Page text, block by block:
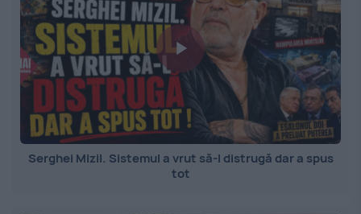
Serghei Mizil. Sistemul a vrut să-l distrugă dar a spus
tot